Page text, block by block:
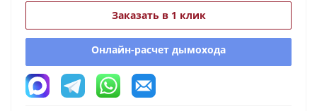
Заказать в 1 клик
Онлайн-расчет дымохода